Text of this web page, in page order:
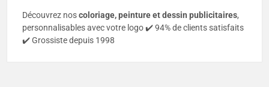
Découvrez noscoloriage, peinture et dessin publicitaires,
personnalisables avec votre logo ✔️ 94% de clients satisfaits
✔️ Grossiste depuis 1998